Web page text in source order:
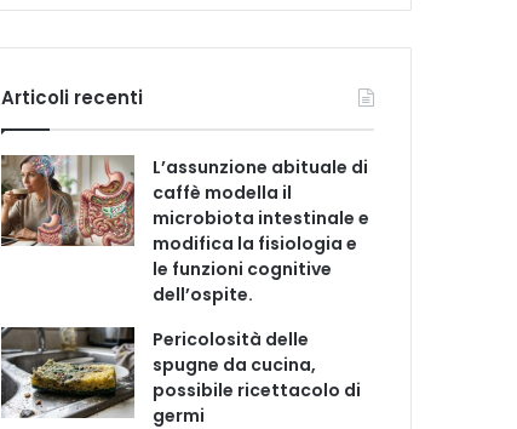
o
e
c
e
b
o
o
u
u
b
e
s
a
g
r
a
m
k
o
k
Articoli recenti
L’assunzione abituale di
caffè modella il
microbiota intestinale e
modifica la fisiologia e
le funzioni cognitive
dell’ospite.
Pericolosità delle
spugne da cucina,
possibile ricettacolo di
germi